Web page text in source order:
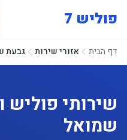
פוליש 7
דף הבית אזורי שירות גבעת
שירותי פוליש
שמואל